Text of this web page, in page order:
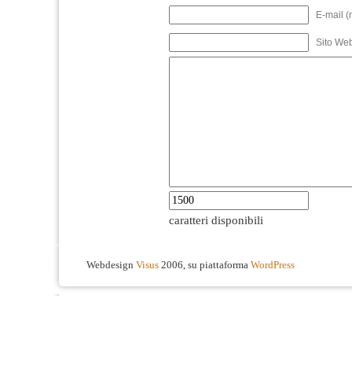
E-mail
Sito
caratteri disponibili
Webdesign Visus 2006, su piattaforma WordPress